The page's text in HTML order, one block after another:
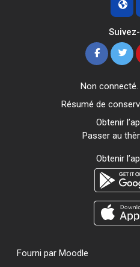
Non connecté.
Résumé de
Obtenir
Passer au
Obtenir
Fourni par Moodle